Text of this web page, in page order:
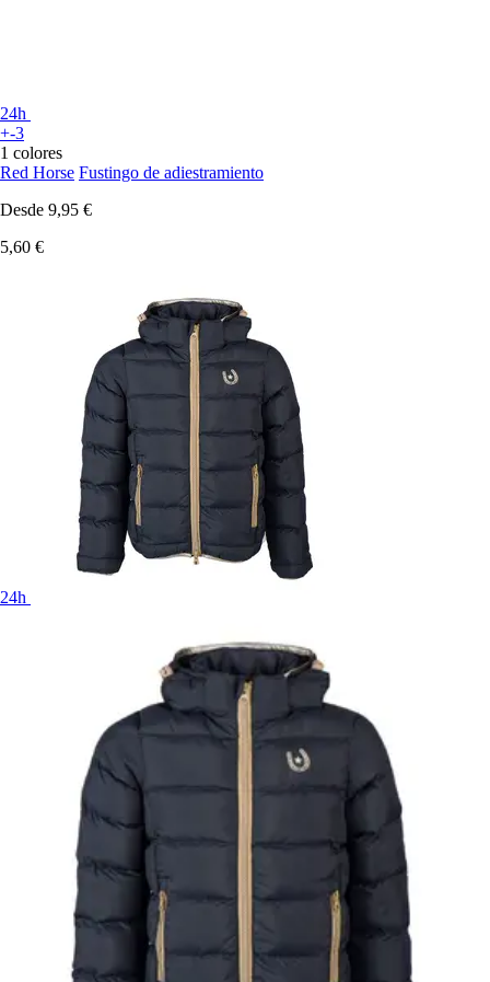
24h
+-3
1 colores
Red Horse Fustingo de adiestramiento
Desde 9,95 €
5,60 €
24h